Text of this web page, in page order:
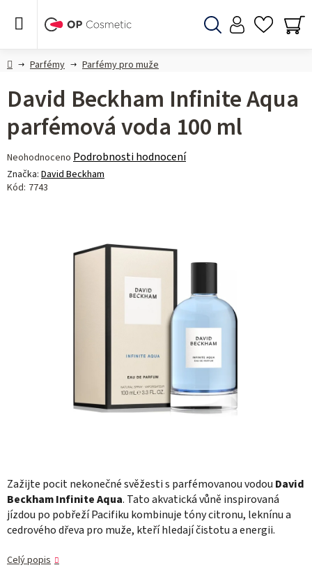
DomůParfémy Parfémy pro muže
Zažijte pocit nekonečné svěžesti s parfémovanou vodou David
Beckham Infinite Aqua. Tato akvatická vůně inspirovaná
jízdou po pobřeží Pacifiku kombinuje tóny citronu, leknínu a
cedrového dřeva pro muže, kteří hledají čistotu a energii.
Celý popis
David Beckham Infinite Aqua
parfémová voda 100 ml
Průměrné
hodnocení
produktu
Neohodnoceno Podrobnosti hodnocení
Značka: David Beckham
Kód: 7743